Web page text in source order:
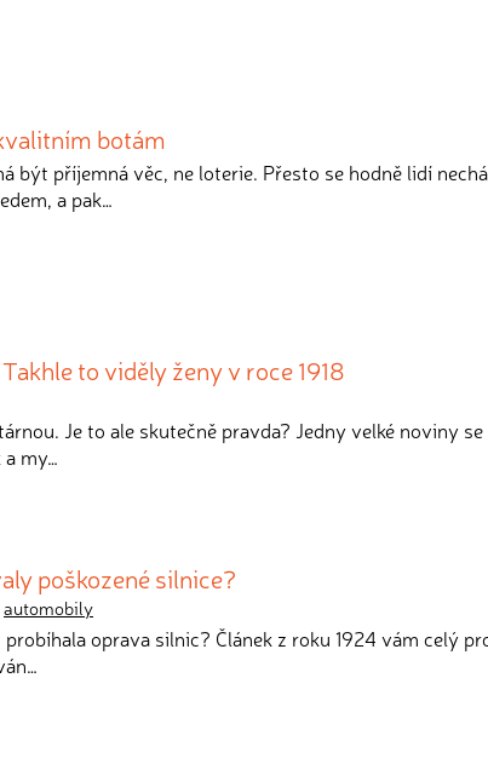
botám
být příjemná věc, ne loterie. Přesto se hodně lidí nechá
a pak…
to viděly ženy v roce 1918
Je to ale skutečně pravda? Jedny velké noviny
my…
poškozené silnice?
automobily
oprava silnic? Článek z roku 1924 vám celý